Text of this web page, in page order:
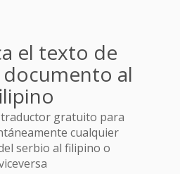
el texto de
al
gratuito para
cualquier
serbio al filipino o